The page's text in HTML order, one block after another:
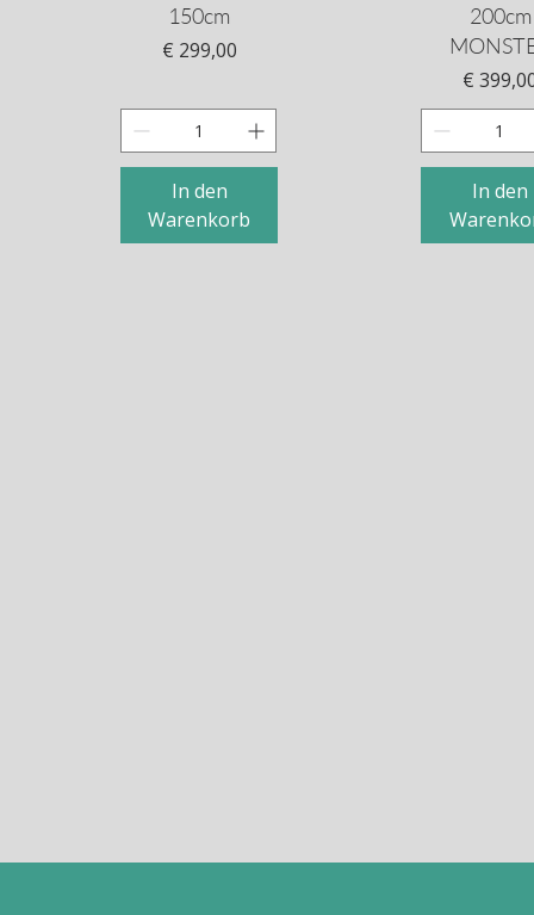
150cm
Preis
€ 299,00
In den
Warenkorb
200cm
Preis
€
In den